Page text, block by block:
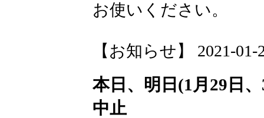
お使いください。
【お知らせ】 2021-01-
本日、明日(1月29日
中止